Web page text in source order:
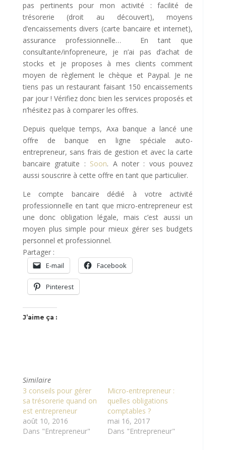
pas pertinents pour mon activité : facilité de
trésorerie (droit au découvert), moyens
d’encaissements divers (carte bancaire et internet),
assurance professionnelle… En tant que
consultante/infopreneure, je n’ai pas d’achat de
stocks et je proposes à mes clients comment
moyen de règlement le chèque et Paypal. Je ne
tiens pas un restaurant faisant 150 encaissements
par jour ! Vérifiez donc bien les services proposés et
n’hésitez pas à comparer les offres.
Depuis quelque temps, Axa banque a lancé une
offre de banque en ligne spéciale auto-
entrepreneur, sans frais de gestion et avec la carte
bancaire gratuite : Soon. A noter : vous pouvez
aussi souscrire à cette offre en tant que particulier.
Le compte bancaire dédié à votre activité
professionnelle en tant que micro-entrepreneur est
une donc obligation légale, mais c’est aussi un
moyen plus simple pour mieux gérer ses budgets
personnel et professionnel.
Partager :
E-mail Facebook
Pinterest
J’aime ça :
Similaire
3 conseils pour gérer
sa trésorerie quand on
est entrepreneur
août 10, 2016
Dans "Entrepreneur"
Micro-entrepreneur :
quelles obligations
comptables ?
mai 16, 2017
Dans "Entrepreneur"